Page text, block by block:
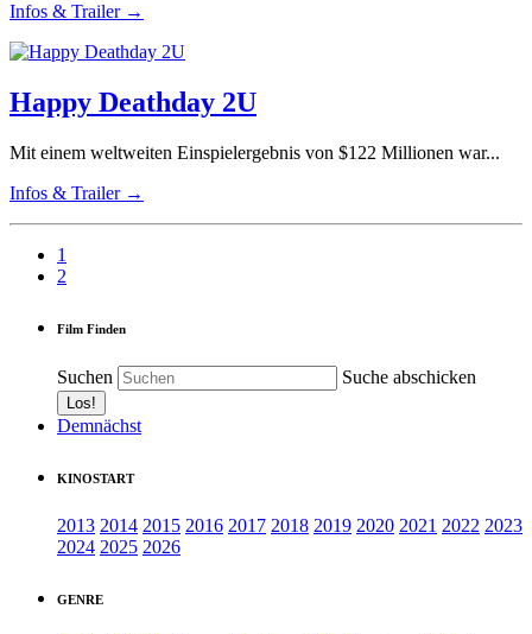
Infos & Trailer →
Happy Deathday 2U
Mit einem weltweiten Einspielergebnis von $122 Millionen war...
Infos & Trailer →
1
2
Film Finden
Suchen Suche abschicken
Demnächst
KINOSTART
2013 2014 2015 2016 2017 2018 2019 2020 2021 2022 2023
2024 2025 2026
GENRE